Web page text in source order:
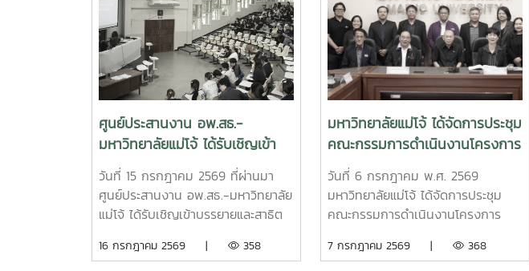
ศูนย์ประสานงาน อพ.สธ.-
มหาวิทยาลัยแม่โจ้ ได้รับเชิญเข้า
บรรยายและสาธิต การสำรวจและ
จัดทำฐานทรัพยากรท้องถิ่น 9 ใบ
งานฐานทรัพยากรท้องถิ่น
วันที่ 15 กรกฎาคม 2569 ที่ผ่านมา
ศูนย์ประสานงาน อพ.สธ.-มหาวิทยาลัย
แม่โจ้ ได้รับเชิญเข้าบรรยายและสาธิต
ถิ่น 9 ใบงานฐานทรัพยากรท้องถิ่น ให้
16 กรกฎาคม 2569 | 358
มหาวิทยาลัยแม่โจ้ ได้จัดการประชุม
คณะกรรมการดำเนินงานโครงการ
อนุรักษ์พันธุกรรมพืชอันเนื่องมา
จากพระราชดำริ สมเด็จพระเทพรัต
ราชสุดาฯ สยามบรมราชกุมารี
ครั้งที่ 1/2569
วันที่ 6 กรกฎาคม พ.ศ. 2569
มหาวิทยาลัยแม่โจ้ ได้จัดการประชุม
คณะกรรมการดำเนินงานโครงการ
พระราชดำริ สมเด็จพระเทพรัตราชสุ
7 กรกฎาคม 2569 | 368